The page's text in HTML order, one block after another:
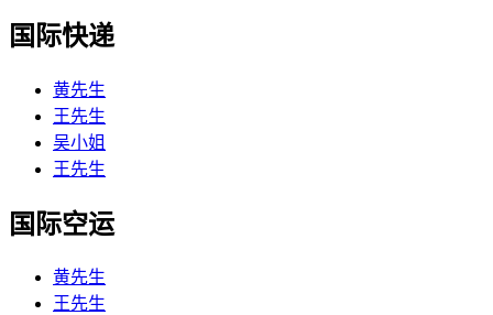
国际快递
黄先生
王先生
吴小姐
王先生
国际空运
黄先生
王先生